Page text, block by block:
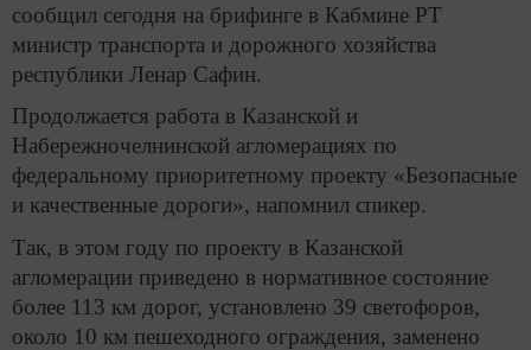
сообщил сегодня на брифинге в Кабмине РТ
министр транспорта и дорожного хозяйства
республики Ленар Сафин.
Продолжается работа в Казанской и
Набережночелнинской агломерациях по
федеральному приоритетному проекту «Безопасные
и качественные дороги», напомнил спикер.
Так, в этом году по проекту в Казанской
агломерации приведено в нормативное состояние
более 113 км дорог, установлено 39 светофоров,
около 10 км пешеходного ограждения, заменено